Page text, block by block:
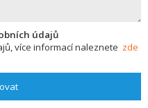
údajů
více informací naleznete zde